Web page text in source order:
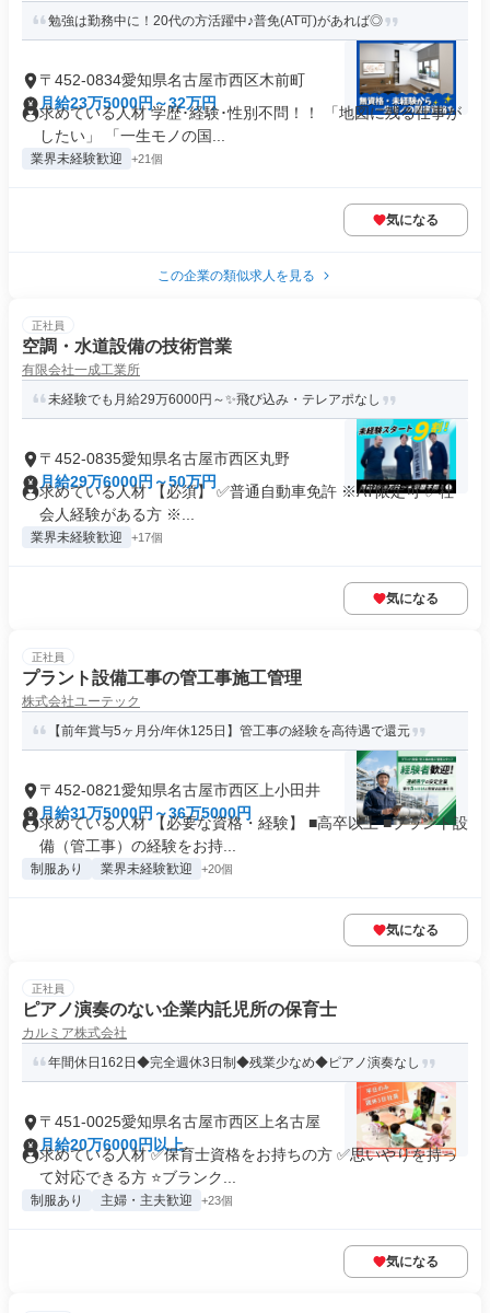
勉強は勤務中に！20代の方活躍中♪普免(AT可)があれば◎
〒452-0834愛知県名古屋市西区木前町
月給23万5000円～32万円
求めている人材 学歴･経験･性別不問！！ 「地図に残る仕事が
したい」 「一生モノの国...
業界未経験歓迎 +21個
気になる
この企業の類似求人を見る
正社員
空調・水道設備の技術営業
有限会社一成工業所
未経験でも月給29万6000円～✨飛び込み・テレアポなし
〒452-0835愛知県名古屋市西区丸野
月給29万6000円～50万円
求めている人材 【必須】 ✅普通自動車免許 ※AT限定可 ✅社
会人経験がある方 ※...
業界未経験歓迎 +17個
気になる
正社員
プラント設備工事の管工事施工管理
株式会社ユーテック
【前年賞与5ヶ月分/年休125日】管工事の経験を高待遇で還元
〒452-0821愛知県名古屋市西区上小田井
月給31万5000円～36万5000円
求めている人材 【必要な資格・経験】 ■高卒以上 ■プラント設
備（管工事）の経験をお持...
制服あり 業界未経験歓迎 +20個
気になる
正社員
ピアノ演奏のない企業内託児所の保育士
カルミア株式会社
年間休日162日◆完全週休3日制◆残業少なめ◆ピアノ演奏なし
〒451-0025愛知県名古屋市西区上名古屋
月給20万6000円以上
求めている人材 ✅保育士資格をお持ちの方 ✅思いやりを持っ
て対応できる方 ⭐ブランク...
制服あり 主婦・主夫歓迎 +23個
気になる